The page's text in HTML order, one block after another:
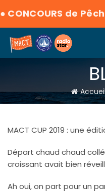
CONCOURS de
MACT CUP 2019 : une
Départ chaud chaud
croissant avait bien
Ah oui, on part pour un